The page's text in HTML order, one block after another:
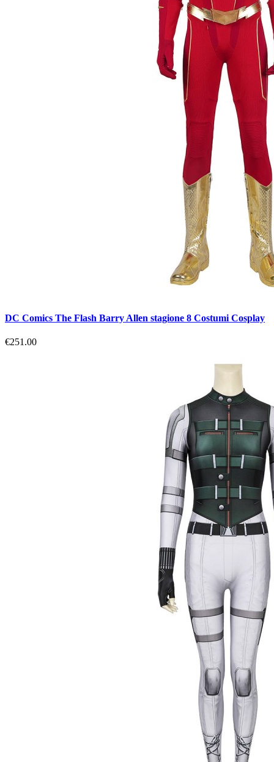
DC Comics The Flash Barry Allen stagione 8 Costumi Cosplay
€251.00